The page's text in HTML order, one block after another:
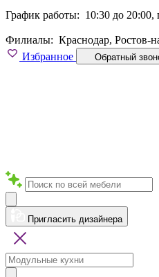
График работы: 10:30 до 20:00,
Филиалы: Краснодар, Ростов-
Избранное
Обратный
Пригласить дизайнера